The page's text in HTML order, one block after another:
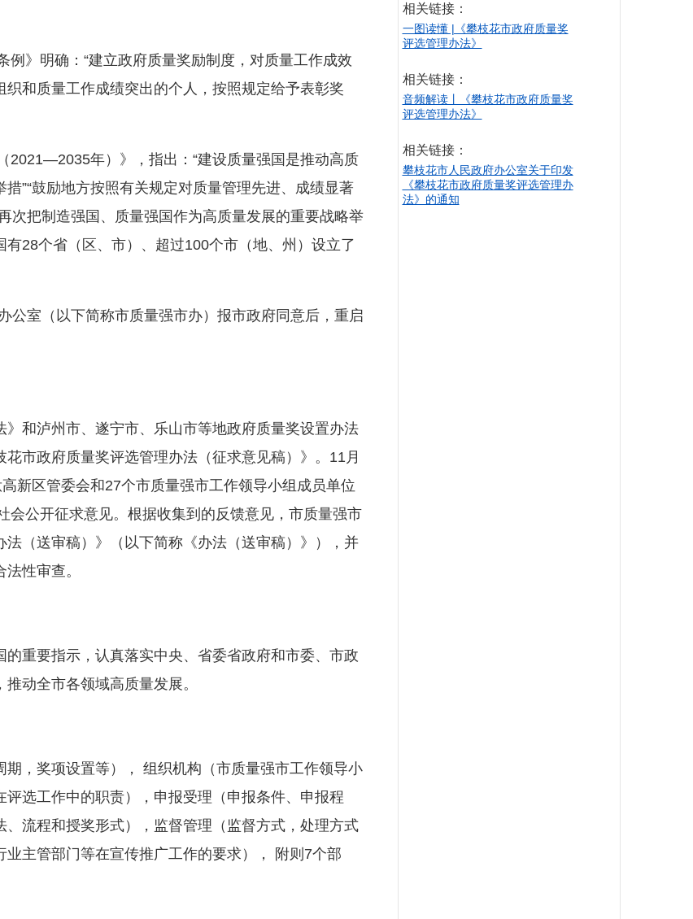
》明确：“建立政府质量奖励制度，对质量工作成效
和质量工作成绩突出的个人，按照规定给予表彰奖
年）》，指出：“建设质量强国是推动高质
”“鼓励地方按照有关规定对质量管理先进、成绩显著
次把制造强国、质量强国作为高质量发展的重要战略举
28个省（区、市）、超过100个市（地、州）设立了
室（以下简称市质量强市办）报市政府同意后，重启
和泸州市、遂宁市、乐山市等地政府质量奖设置办法
市政府质量奖评选管理办法（征求意见稿）》。11月
新区管委会和27个市质量强市工作领导小组成员单位
会公开征求意见。根据收集到的反馈意见，市质量强市
（送审稿）》（以下简称《办法（送审稿）》），并
性审查。
重要指示，认真落实中央、省委省政府和市委、市政
动全市各领域高质量发展。
，奖项设置等）， 组织机构（市质量强市工作领导小
选工作中的职责），申报受理（申报条件、申报程
流程和授奖形式），监督管理（监督方式，处理方式
主管部门等在宣传推广工作的要求）， 附则7个部
相关链接：
一图读懂 |《攀枝花市政府质量奖
评选管理办法》
相关链接：
音频解读丨《攀枝花市政府质量奖
评选管理办法》
相关链接：
攀枝花市人民政府办公室关于印发
《攀枝花市政府质量奖评选管理办
法》的通知